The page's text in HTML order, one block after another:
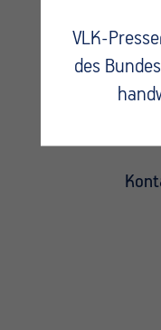
VLK-
des